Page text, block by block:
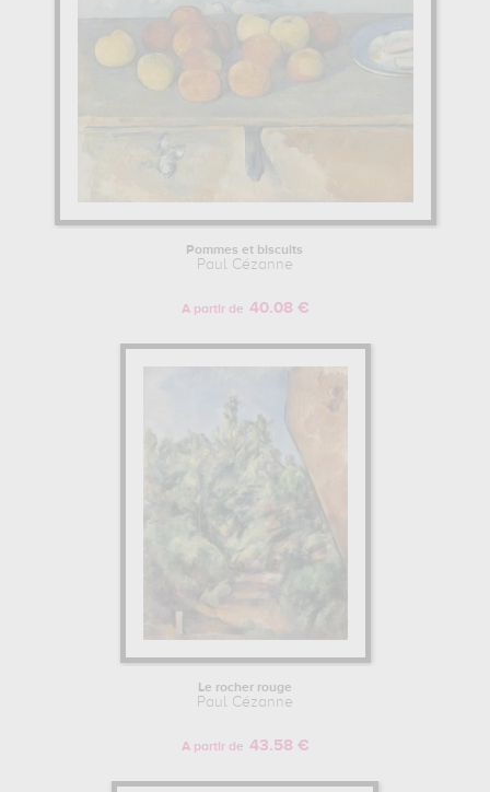
Pommes et biscuits
Paul Cézanne
A partir de 40.08 €
Le rocher rouge
Paul Cézanne
A partir de 43.58 €